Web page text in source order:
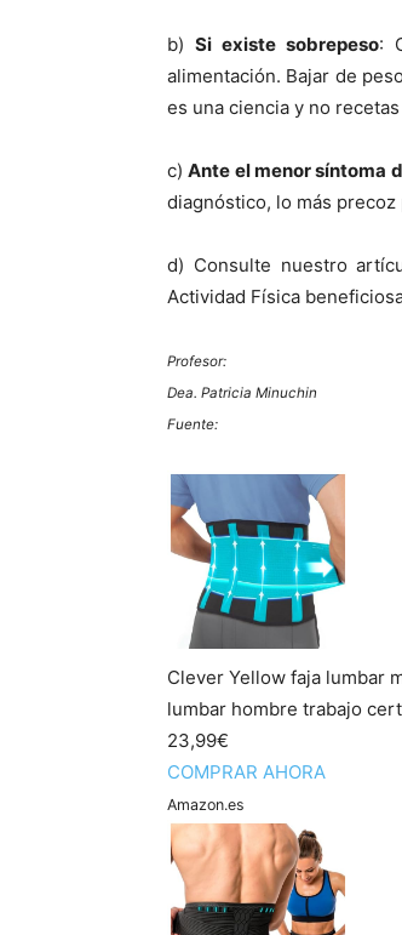
b)Si existe sobrepeso:
alimentación. Bajar de
es una ciencia y no
c)Ante el menor sí­ntoma
diagnóstico, lo más
d) Consulte nuestro
Actividad Fí­sica
Profesor:
Dea. Patricia Minuchin
Fuente:
Clever Yellow faja lumbar
lumbar hombre trabajo
23,99€
COMPRAR AHORA
Amazon.es